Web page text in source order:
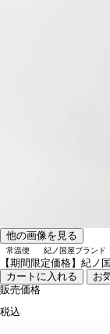
他の画像を見る
常温便 紀ノ国屋ブランド
【期間限定価格】紀ノ
カートに入れる
お
販売価格
税込